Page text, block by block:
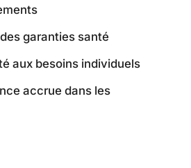
garanties santé
aux besoins individuels
accrue dans les